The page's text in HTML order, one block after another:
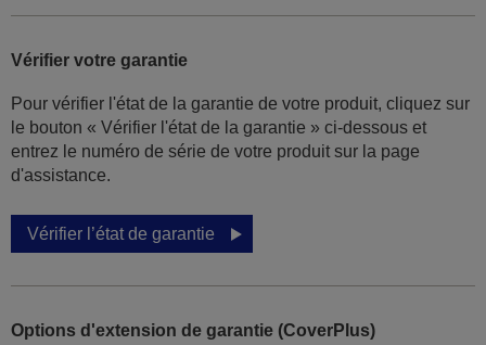
Vérifier votre garantie
Pour vérifier l'état de la garantie de votre produit, cliquez sur
le bouton « Vérifier l'état de la garantie » ci-dessous et
entrez le numéro de série de votre produit sur la page
d'assistance.
Vérifier l’état de garantie
Options d'extension de garantie (CoverPlus)